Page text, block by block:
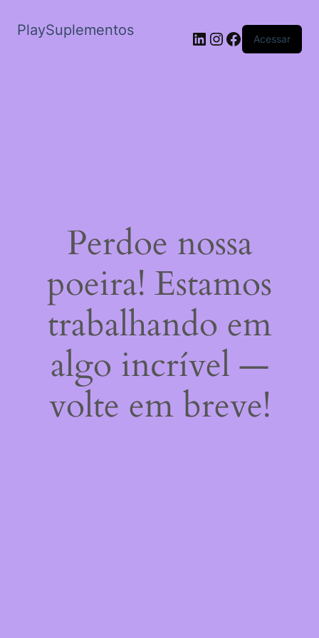
PlaySuplementos LinkedIn
Instagram
Facebook
Acessar
Perdoe nossa
poeira! Estamos
trabalhando em
algo incrível —
volte em breve!